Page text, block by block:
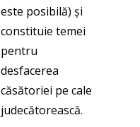
este posibilă) și
constituie temei
pentru
desfacerea
căsătoriei pe cale
judecătorească.